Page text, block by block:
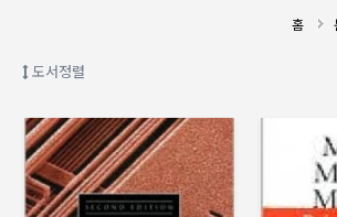
홈
도서정렬